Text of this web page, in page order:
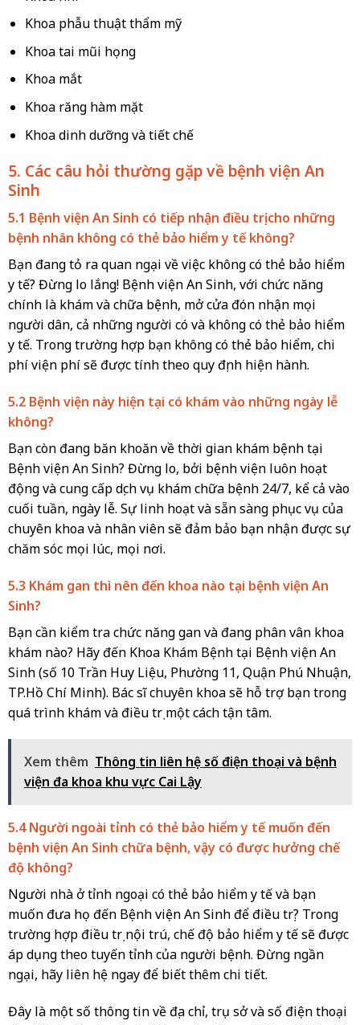
Khoa phẫu thuật thẩm mỹ
Khoa tai mũi họng
Khoa mắt
Khoa răng hàm mặt
Khoa dinh dưỡng và tiết chế
5. Các câu hỏi thường gặp về bệnh viện An
Sinh
5.1 Bệnh viện An Sinh có tiếp nhận điều trị cho những
bệnh nhân không có thẻ bảo hiểm y tế không?
Bạn đang tỏ ra quan ngại về việc không có thẻ bảo hiểm
y tế? Đừng lo lắng! Bệnh viện An Sinh, với chức năng
chính là khám và chữa bệnh, mở cửa đón nhận mọi
người dân, cả những người có và không có thẻ bảo hiểm
y tế. Trong trường hợp bạn không có thẻ bảo hiểm, chi
phí viện phí sẽ được tính theo quy định hiện hành.
5.2 Bệnh viện này hiện tại có khám vào những ngày lễ
không?
Bạn còn đang băn khoăn về thời gian khám bệnh tại
Bệnh viện An Sinh? Đừng lo, bởi bệnh viện luôn hoạt
động và cung cấp dịch vụ khám chữa bệnh 24/7, kể cả vào
cuối tuần, ngày lễ. Sự linh hoạt và sẵn sàng phục vụ của
chuyên khoa và nhân viên sẽ đảm bảo bạn nhận được sự
chăm sóc mọi lúc, mọi nơi.
5.3 Khám gan thì nên đến khoa nào tại bệnh viện An
Sinh?
Bạn cần kiểm tra chức năng gan và đang phân vân khoa
khám nào? Hãy đến Khoa Khám Bệnh tại Bệnh viện An
Sinh (số 10 Trần Huy Liệu, Phường 11, Quận Phú Nhuận,
TP.Hồ Chí Minh). Bác sĩ chuyên khoa sẽ hỗ trợ bạn trong
quá trình khám và điều trị một cách tận tâm.
Xem thêm Thông tin liên hệ số điện thoại và bệnh
viện đa khoa khu vực Cai Lậy
5.4 Người ngoài tỉnh có thẻ bảo hiểm y tế muốn đến
bệnh viện An Sinh chữa bệnh, vậy có được hưởng chế
độ không?
Người nhà ở tỉnh ngoại có thẻ bảo hiểm y tế và bạn
muốn đưa họ đến Bệnh viện An Sinh để điều trị? Trong
trường hợp điều trị nội trú, chế độ bảo hiểm y tế sẽ được
áp dụng theo tuyến tỉnh của người bệnh. Đừng ngần
ngại, hãy liên hệ ngay để biết thêm chi tiết.
Đây là một số thông tin về địa chỉ, trụ sở và số điện thoại